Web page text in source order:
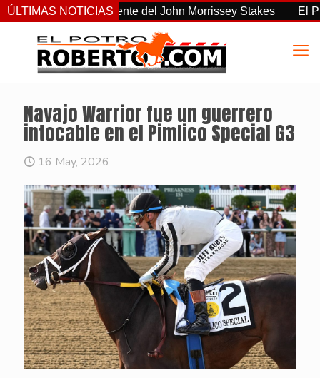
ÚLTIMAS NOTICIAS
el más consistente del John Morrissey Stakes El
Navajo Warrior fue un guerrero
intocable en el Pimlico Special G3
16 May, 2026